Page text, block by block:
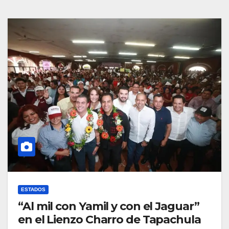
ESTADOS
“Al mil con Yamil y con el Jaguar”
en el Lienzo Charro de Tapachula